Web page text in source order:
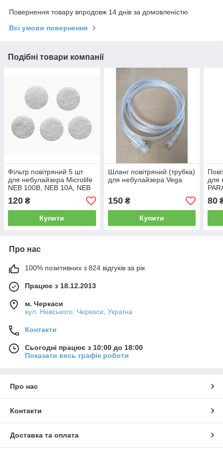
Повернення товару впродовж 14 днів за домовленістю
Всі умови повернення
Подібні товари компанії
Фільтр повітряний 5 шт
для небулайзера Microlife
NEB 100B, NEB 10A, NEB
50A
120 ₴
Купити
Шланг повітряний (трубка)
для небулайзера Vega
150₴
Купити
для
80
Про нас
100% позитивних з 824 відгуків за рік
Працює з 18.12.2013
м. Черкаси
вул. Невського, Черкаси, Україна
Контакти
Сьогодні працює з 10:00 до 18:00
Показати весь графік роботи
Про нас
Контакти
Доставка та оплата